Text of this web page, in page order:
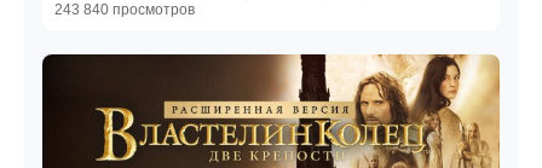
243 840 просмотров